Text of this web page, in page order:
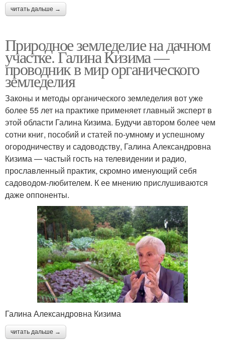
читать дальше →
Природное земледелие на дачном
участке. Галина Кизима —
проводник в мир органического
земледелия
Законы и методы органического земледелия вот уже
более 55 лет на практике применяет главный эксперт в
этой области Галина Кизима. Будучи автором более чем
сотни книг, пособий и статей по-умному и успешному
огородничеству и садоводству, Галина Александровна
Кизима — частый гость на телевидении и радио,
прославленный практик, скромно именующий себя
садоводом-любителем. К ее мнению прислушиваются
даже оппоненты.
Галина Александровна Кизима
читать дальше →